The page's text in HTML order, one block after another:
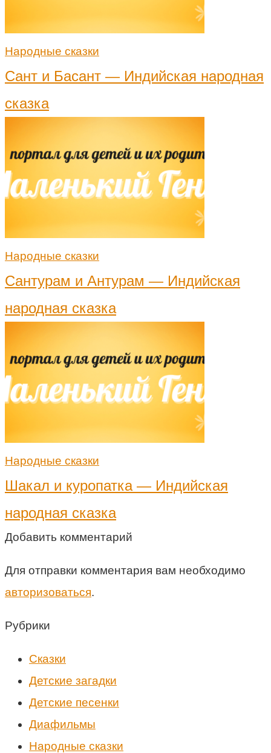
Народные сказки
Сант и Басант — Индийская народная
сказка
Народные сказки
Сантурам и Антурам — Индийская
народная сказка
Народные сказки
Шакал и куропатка — Индийская
народная сказка
Добавить комментарий
Для отправки комментария вам необходимо
авторизоваться.
Рубрики
Cказки
Детские загадки
Детские песенки
Диафильмы
Народные сказки